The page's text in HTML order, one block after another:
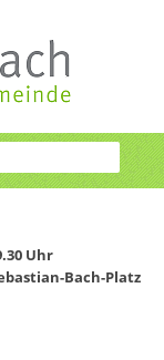
Uhr
Bach-Platz